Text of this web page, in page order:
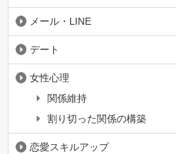
メール・LINE
デート
女性心理
関係維持
割り切った関係の構築
恋愛スキルアップ